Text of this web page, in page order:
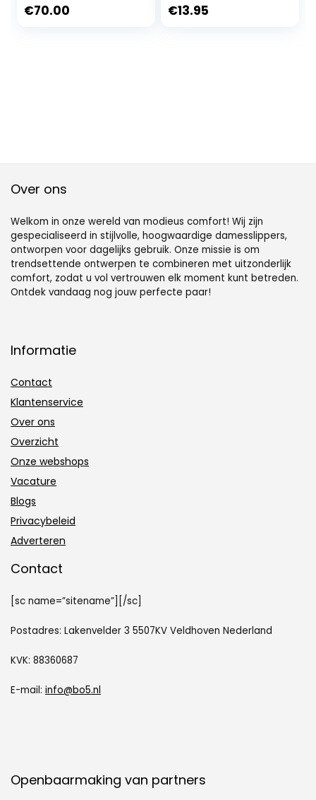
€70.00
plat, zee, douche,
€13.95
Over ons
Welkom in onze wereld van modieus comfort! Wij zijn
gespecialiseerd in stijlvolle, hoogwaardige damesslippers,
ontworpen voor dagelijks gebruik. Onze missie is om
trendsettende ontwerpen te combineren met uitzonderlijk
comfort, zodat u vol vertrouwen elk moment kunt betreden.
Ontdek vandaag nog jouw perfecte paar!
Informatie
Contact
Klantenservice
Over ons
Overzicht
Onze webshops
Vacature
Blogs
Privacybeleid
Adverteren
Contact
[sc name=”sitename”][/sc]
Postadres: Lakenvelder 3 5507KV Veldhoven Nederland
KVK: 88360687
E-mail: info@bo5.nl
Openbaarmaking van partners